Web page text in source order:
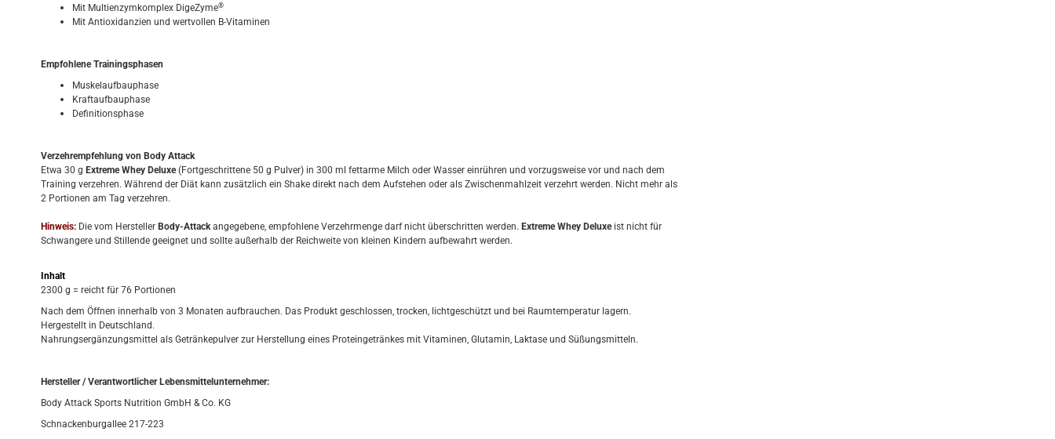
Mit Multienzymkomplex DigeZyme®
Mit Antioxidanzien und wertvollen B-Vitaminen
Empfohlene Trainingsphasen
Muskelaufbauphase
Kraftaufbauphase
Definitionsphase
Verzehrempfehlung von Body Attack
Etwa 30 g Extreme Whey Deluxe(Fortgeschrittene 50 g Pulver) in 300 ml fettarme Milch oder Wasser einrühren und vorzugsweise vor und nach dem
Training verzehren. Während der Diät kann zusätzlich ein Shake direkt nach dem Aufstehen oder als Zwischenmahlzeit verzehrt werden. Nicht mehr als
2 Portionen am Tag verzehren.
Hinweis: Die vom Hersteller Body-Attackangegebene, empfohlene Verzehrmenge darf nicht überschritten werden. Extreme Whey Deluxeist nicht für
Schwangere und Stillende geeignet und sollte außerhalb der Reichweite von kleinen Kindern aufbewahrt werden.
Inhalt
2300 g = reicht für 76 Portionen
Nach dem Öffnen innerhalb von 3 Monaten aufbrauchen. Das Produkt geschlossen, trocken, lichtgeschützt und bei Raumtemperatur lagern.
Hergestellt in Deutschland.
Nahrungsergänzungsmittel als Getränkepulver zur Herstellung eines Proteingetränkes mit Vitaminen, Glutamin, Laktase und Süßungsmitteln.
Hersteller / Verantwortlicher Lebensmittelunternehmer:
Body Attack Sports Nutrition GmbH & Co. KG
Schnackenburgallee 217-223